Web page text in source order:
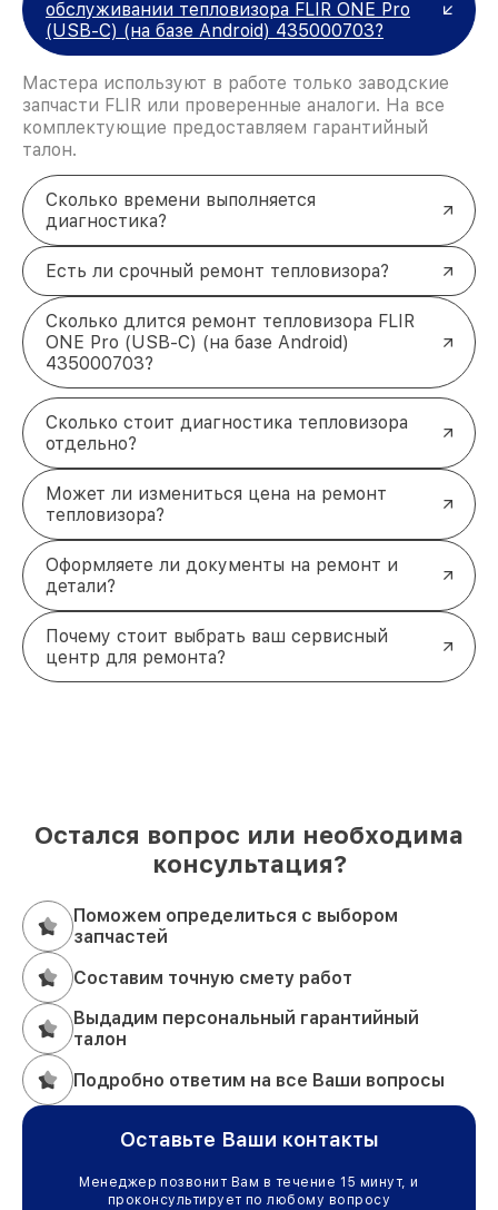
обслуживании тепловизора FLIR ONE Pro
(USB-C) (на базе Android) 435000703?
Мастера используют в работе только заводские
запчасти FLIR или проверенные аналоги. На все
комплектующие предоставляем гарантийный
талон.
Сколько времени выполняется
диагностика?
Есть ли срочный ремонт тепловизора?
Сколько длится ремонт тепловизора FLIR
ONE Pro (USB-C) (на базе Android)
435000703?
Сколько стоит диагностика тепловизора
отдельно?
Может ли измениться цена на ремонт
тепловизора?
Оформляете ли документы на ремонт и
детали?
Почему стоит выбрать ваш сервисный
центр для ремонта?
Остался вопрос или необходима
консультация?
Поможем определиться с выбором
запчастей
Составим точную смету работ
Выдадим персональный гарантийный
талон
Подробно ответим на все Ваши вопросы
Оставьте Ваши контакты
Менеджер позвонит Вам в течение 15 минут, и
проконсультирует по любому вопросу